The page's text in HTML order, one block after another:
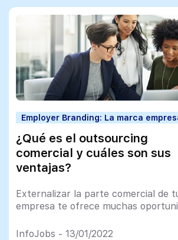
Employer Branding: La marca
¿Qué es el outsourcing
comercial y cuáles son sus
ventajas?
Externalizar la parte comercial de
empresa te ofrece muchas
InfoJobs - 13/01/2022